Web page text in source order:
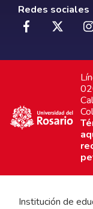
Redes sociales
Institución de